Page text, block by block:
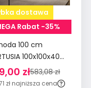
dostawa
Rabat -35%
100 cm
100x100x40
szufladami 8
dąb artisan
zł583,08 zł
zł najniższa cena